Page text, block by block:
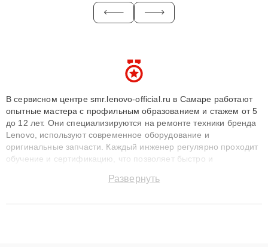
В сервисном центре smr.lenovo-official.ru в Самаре работают
опытные мастера с профильным образованием и стажем от 5
до 12 лет. Они специализируются на ремонте техники бренда
Lenovo, используют современное оборудование и
оригинальные запчасти. Каждый инженер регулярно проходит
обучение и сертификацию, что позволяет быстро и
сохранением гарантии до 3 лет. Наши мастера решают
Развернуть